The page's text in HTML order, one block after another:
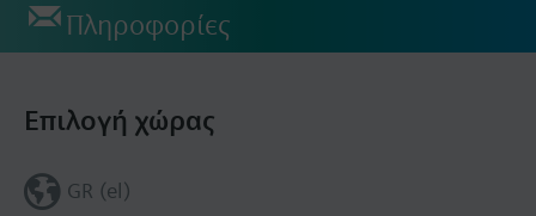
Πληροφορίες
Επιλογή χώρας
GR (el)